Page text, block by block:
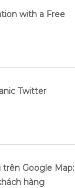
with a Free
Twitter
Google Map:
hàng